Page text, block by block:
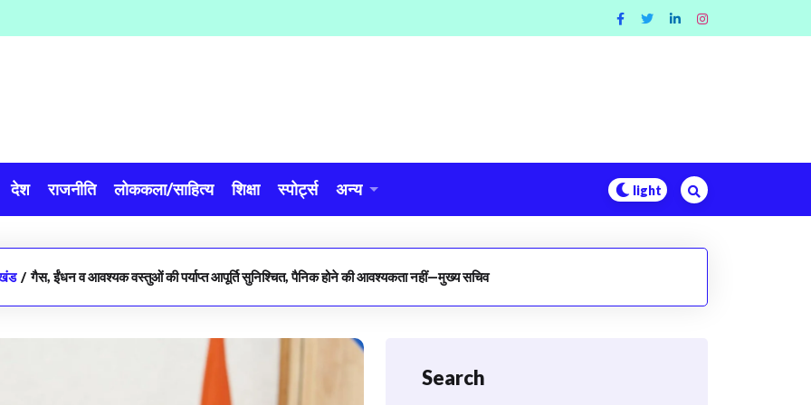
देश राजनीति लोककला/साहित्य शिक्षा स्पोर्ट्स अन्य
/ गैस, ईंधन व आवश्यक वस्तुओं की पर्याप्त आपूर्ति सुनिश्चित, पैनिक होने की आवश्यकता नहीं—मुख्य सचिव
Search